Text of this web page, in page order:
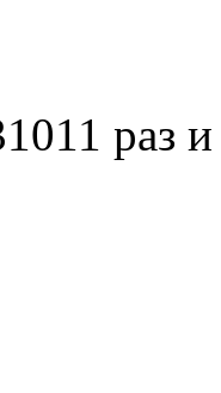
раз и